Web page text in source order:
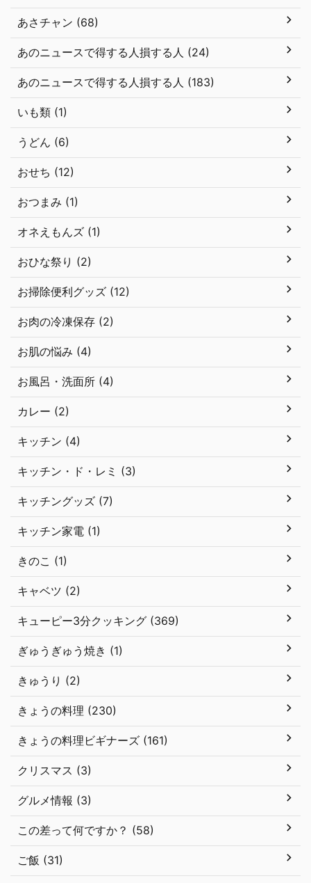
あさチャン (68)
あのニュースで得する人損する人 (24)
あのニュースで得する人損する人 (183)
いも類 (1)
うどん (6)
おせち (12)
おつまみ (1)
オネえもんズ (1)
おひな祭り (2)
お掃除便利グッズ (12)
お肉の冷凍保存 (2)
お肌の悩み (4)
お風呂・洗面所 (4)
カレー (2)
キッチン (4)
キッチン・ド・レミ (3)
キッチングッズ (7)
キッチン家電 (1)
きのこ (1)
キャベツ (2)
キューピー3分クッキング (369)
ぎゅうぎゅう焼き (1)
きゅうり (2)
きょうの料理 (230)
きょうの料理ビギナーズ (161)
クリスマス (3)
グルメ情報 (3)
この差って何ですか？ (58)
ご飯 (31)